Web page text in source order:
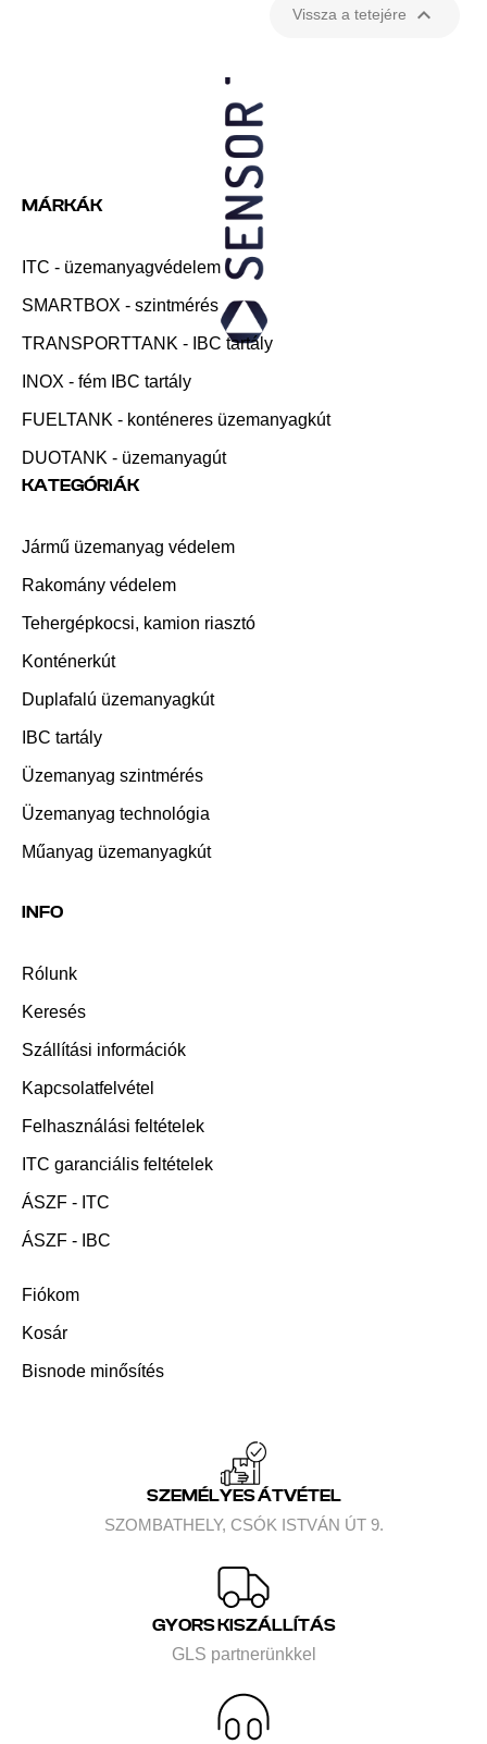
Vissza a tetejére 
MÁRKÁK
ITC - üzemanyagvédelem
SMARTBOX - szintmérés
TRANSPORTTANK - IBC tartály
INOX - fém IBC tartály
FUELTANK - konténeres üzemanyagkút
DUOTANK - üzemanyagút
KATEGÓRIÁK
Jármű üzemanyag védelem
Rakomány védelem
Tehergépkocsi, kamion riasztó
Konténerkút
Duplafalú üzemanyagkút
IBC tartály
Üzemanyag szintmérés
Üzemanyag technológia
Műanyag üzemanyagkút
INFO
Rólunk
Keresés
Szállítási információk
Kapcsolatfelvétel
Felhasználási feltételek
ITC garanciális feltételek
ÁSZF - ITC
ÁSZF - IBC
Fiókom
Kosár
Bisnode minősítés
SZEMÉLYES ÁTVÉTEL
SZOMBATHELY, CSÓK ISTVÁN ÚT 9.
GYORS KISZÁLLÍTÁS
GLS partnerünkkel